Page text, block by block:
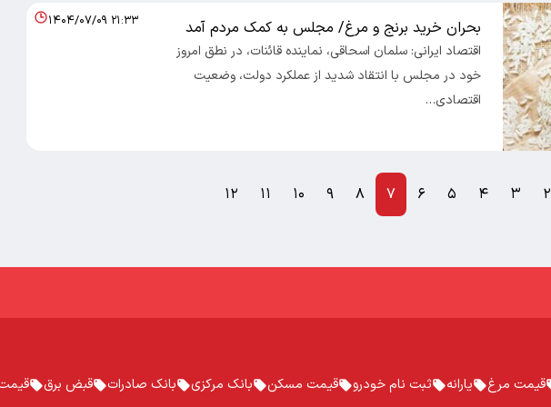
بحران خرید برنج و مرغ/ مجلس به کمک مردم آمد
اقتصاد ایرانی: سلمان اسحاقی، نماینده قائنات، در نطق امروز
خود در مجلس با انتقاد شدید از عملکرد دولت، وضعیت
اقتصادی…
۱۴۰۴/۰۷/۰۹ ۲۱:۳۳
۲ ۳ ۴ ۵ ۶ ۷ ۸ ۹ ۱۰ ۱۱ ۱۲
قیمت مرغ یارانه ثبت نام خودرو قیمت مسکن بانک مرکزی بانک صادرات قبض برق